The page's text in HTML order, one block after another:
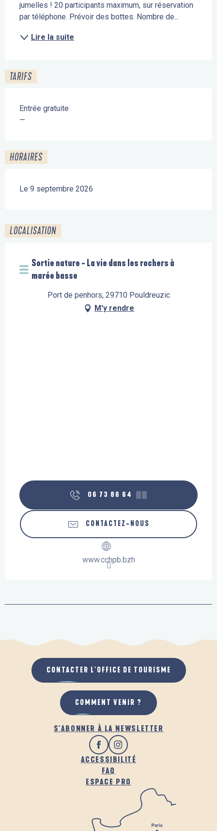
jumelles ! 20 participants maximum, sur réservation
par téléphone. Prévoir des bottes. Nombre de...
Lire la suite
TARIFS
Entrée gratuite
—
HORAIRES
Le 9 septembre 2026
LOCALISATION
Sortie nature - La vie dans les rochers à
marée basse
Port de penhors, 29710 Pouldreuzic
M'y rendre
06 73 86 64 ▒▒
CONTACTEZ-NOUS
www.cchpb.bzh
S'ABONNER À LA NEWSLETTER
ACCESSIBILITÉ
FAQ
ESPACE PRO
CONTACTER L'OFFICE DE TOURISME
COMMENT VENIR ?